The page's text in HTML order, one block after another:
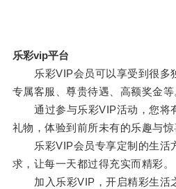
乐彩vip平台
乐彩VIP会员可以享受到很多
专属客服、尊贵待遇、高额奖金等
通过参与乐彩VIP活动，您将
礼物，体验到前所未有的乐趣与惊
乐彩VIP会员专享定制的生活
求，让每一天都过得充实而精彩。
加入乐彩VIP，开启精彩生活